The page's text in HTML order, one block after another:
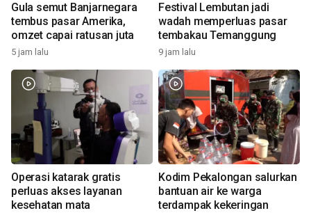
Gula semut Banjarnegara
tembus pasar Amerika,
omzet capai ratusan juta
5 jam lalu
Festival Lembutan jadi
wadah memperluas pasar
tembakau Temanggung
9 jam lalu
Operasi katarak gratis
perluas akses layanan
kesehatan mata
Kodim Pekalongan salurkan
bantuan air ke warga
terdampak kekeringan